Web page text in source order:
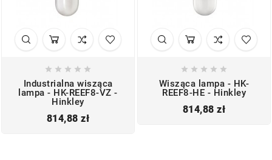
    
Industrialna wisząca
lampa - HK-REEF8-VZ -
Hinkley
814,88 złCena
    
Wisząca lampa - HK-
REEF8-HE - Hinkley
814,88 złCena